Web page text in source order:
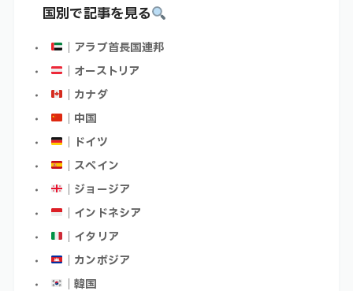
国別で記事を見る
｜アラブ首長国連邦
｜オーストリア
｜カナダ
｜中国
｜ドイツ
｜スペイン
｜ジョージア
｜インドネシア
｜イタリア
｜カンボジア
｜韓国